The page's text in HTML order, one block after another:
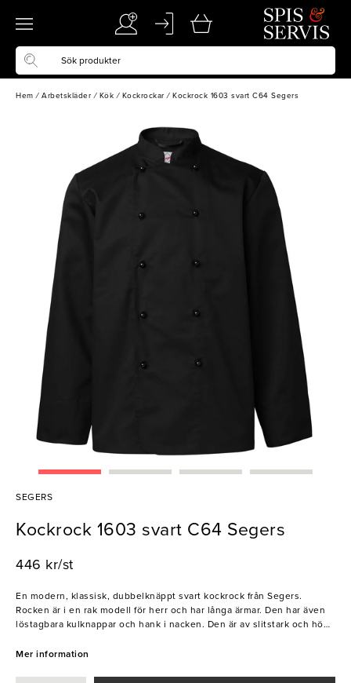
Hem / Arbetskläder / Kök / Kockrockar / Kockrock 1603 svart C64 Segers
SEGERS
Kockrock 1603 svart C64 Segers
446 kr/st
En modern, klassisk, dubbelknäppt svart kockrock från Segers.
Rocken är i en rak modell för herr och har långa ärmar. Den har även
löstagbara kulknappar och hank i nacken. Den är av slitstark och hög
Mer information